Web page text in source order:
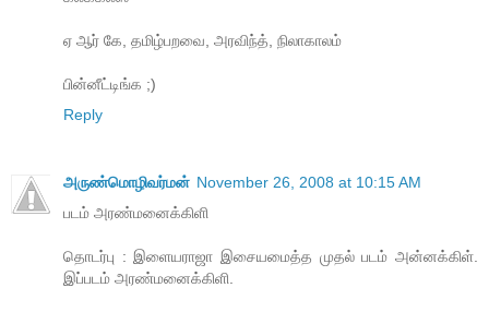
ஏ ஆர் கே, தமிழ்பறவை, அரவிந்த், நிலாகாலம்
பின்னீட்டிங்க ;)
Reply
அருண்மொழிவர்மன் November 26, 2008 at 10:15 AM
படம் அரண்மனைக்கிளி
தொடர்பு : இளையராஜா இசையமைத்த முதல் படம் அன்னக்கிள்.
இப்படம் அரண்மனைக்கிளி.